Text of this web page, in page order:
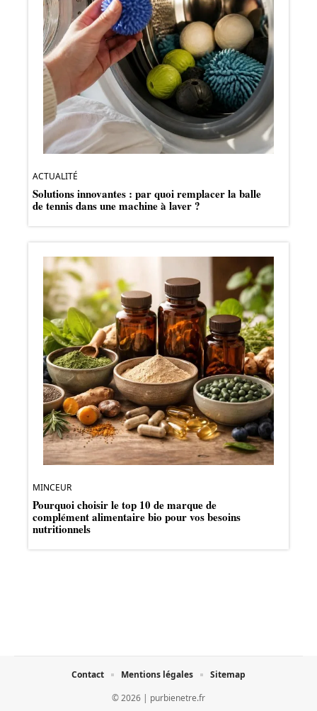
ACTUALITÉ
Solutions innovantes : par quoi remplacer la balle
de tennis dans une machine à laver ?
MINCEUR
Pourquoi choisir le top 10 de marque de
complément alimentaire bio pour vos besoins
nutritionnels
© 2026 | purbienetre.fr
Contact Mentions légales Sitemap